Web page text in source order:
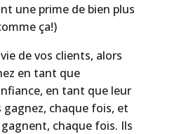
une prime de bien plus
ça!)
de vos clients, alors
en tant que
en tant que leur
chaque fois, et
chaque fois. Ils